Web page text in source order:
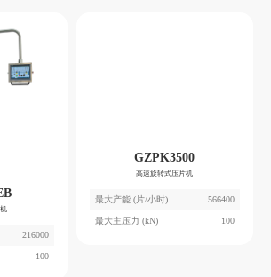
216000
100
GZPK3500
高速旋转式压片机
最大产能 (片/小时) 566400
最大主压力 (kN) 100